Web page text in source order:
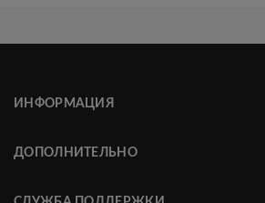
ИНФОРМАЦИЯ
ДОПОЛНИТЕЛЬНО